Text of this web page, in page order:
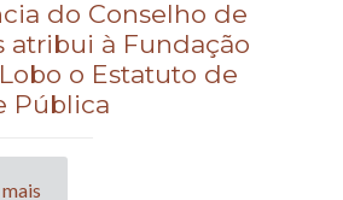
do Conselho de
atribui à Fundação
o Estatuto de
Pública